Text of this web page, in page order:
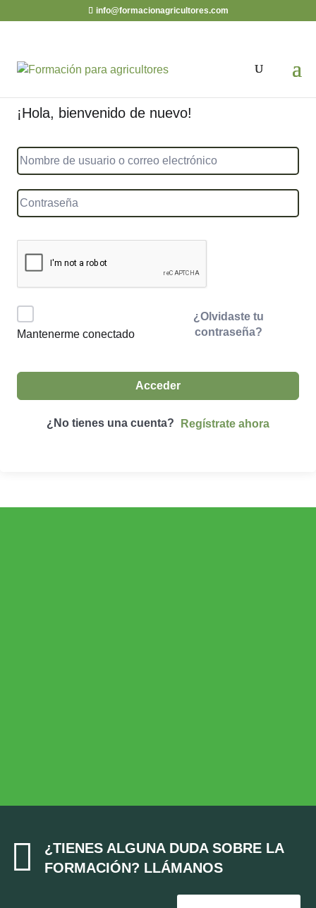
info@formacionagricultores.com
¡Hola, bienvenido de nuevo!
Mantenerme conectado
¿Olvidaste tu
contraseña?
Acceder
¿No tienes una cuenta? Regístrate ahora

¿TIENES ALGUNA DUDA SOBRE LA
FORMACIÓN? LLÁMANOS